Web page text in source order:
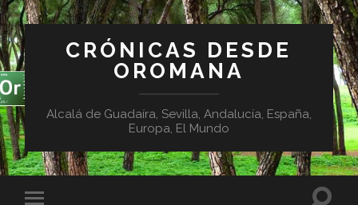
CRÓNICAS DESDE
OROMANA
Alcalá de Guadaíra, Sevilla, Andalucía, España,
Europa, El Mundo